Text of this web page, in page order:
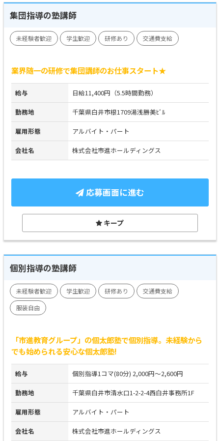
集団指導の塾講師
未経験者歓迎 学生歓迎 研修あり 交通費支給
業界随一の研修で集団講師のお仕事スタート★
給与 日給11,400円（5.5時間勤務）
勤務地 千葉県白井市根1709湯浅勝美ﾋﾞﾙ
雇用形態 アルバイト・パート
会社名 株式会社市進ホールディングス
応募画面に進む
キープ
個別指導の塾講師
未経験者歓迎 学生歓迎 研修あり
交通費支給
服装自由
「市進教育グループ」の個太郎塾で個別指導。未経験から
でも始められる安心な個太郎塾!
給与 個別指導1コマ(80分) 2,000円～2,600円
勤務地 千葉県白井市清水口1-2-2-4西白井事務所1F
雇用形態 アルバイト・パート
会社名 株式会社市進ホールディングス